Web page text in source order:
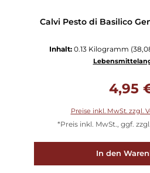
Calvi Pesto di Basilico
Inhalt: 0.13 Kilogramm
4,95
Preise inkl. MwSt. zzgl.
*Preis inkl. MwSt., ggf.
In den